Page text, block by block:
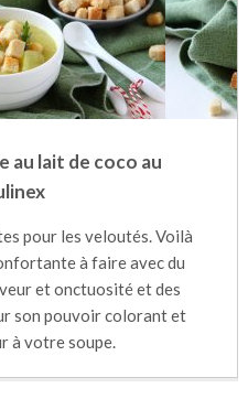
au lait de coco au
pour les veloutés. Voilà
à faire avec du
et onctuosité et des
son pouvoir colorant et
à votre soupe.